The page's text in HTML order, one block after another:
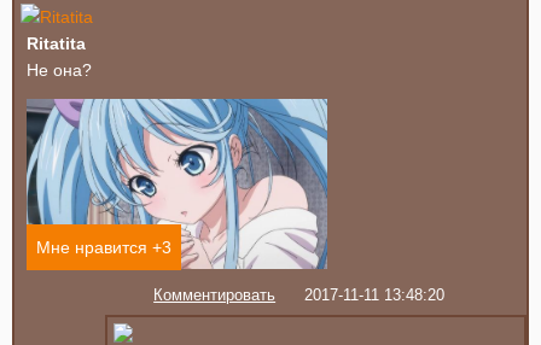
Ritatita
Не она?
Мне нравится +3
Комментировать 2017-11-11 13:48:20